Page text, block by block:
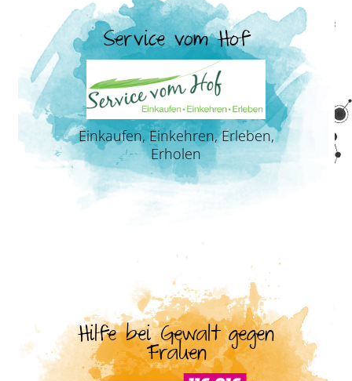
Service vom Hof
Einkaufen, Einkehren, Erleben,
Erholen
Hilfe bei Gewalt gegen
Frauen